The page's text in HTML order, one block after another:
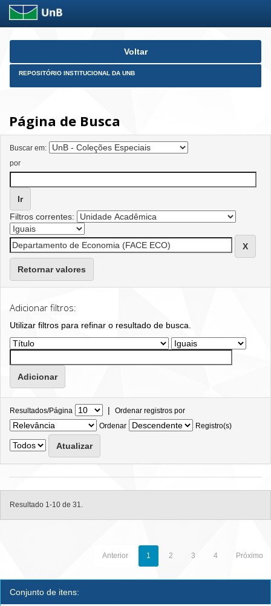
Skip
Voltar
REPOSITÓRIO INSTITUCIONAL DA UNB
Página de Busca
Buscar em:
por
Filtros correntes:
Retornar valores
Adicionar filtros:
Utilizar filtros para refinar o resultado de busca.
Resultados/Página | Ordenar registros por
Ordenar
Registro(s)
Resultado 1-10 de 31.
Anterior 1 2 3 4 Próximo
Conjunto de itens: